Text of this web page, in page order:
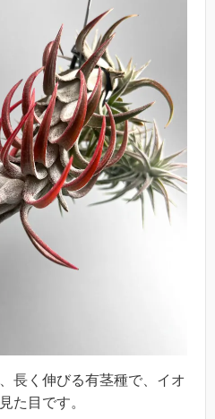
長く伸びる有茎種で、イオ
た目です。